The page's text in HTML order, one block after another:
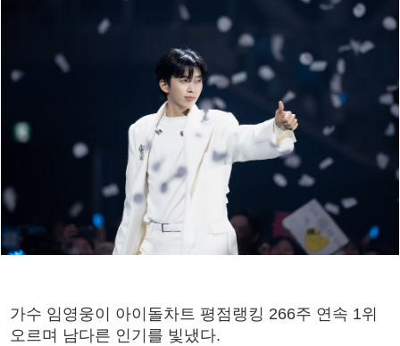
가수 임영웅이 아이돌차트 평점랭킹 266주 연속 1위
오르며 남다른 인기를 빛냈다.